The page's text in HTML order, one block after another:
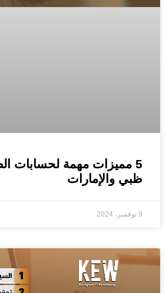
5 مميزات مهمة لحسابات
ظبي والإمارات
9 نوفمبر، 2024